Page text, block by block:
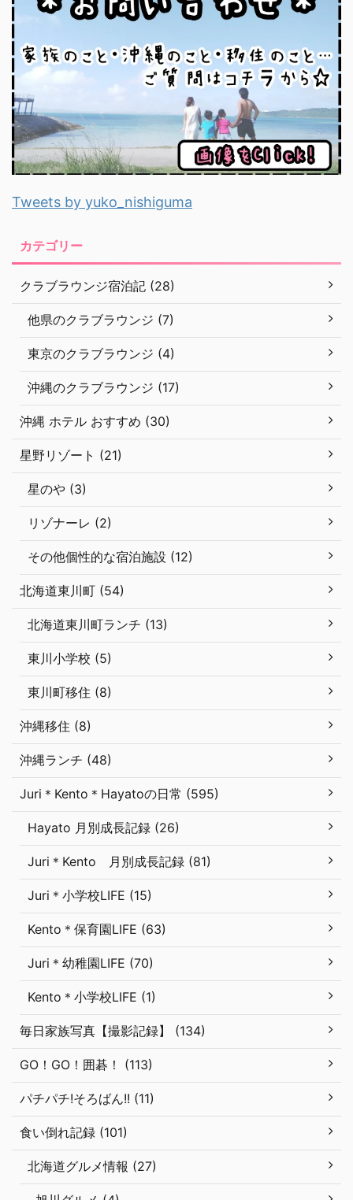
Tweets by yuko_nishiguma
カテゴリー
クラブラウンジ宿泊記 (28)
他県のクラブラウンジ (7)
東京のクラブラウンジ (4)
沖縄のクラブラウンジ (17)
沖縄 ホテル おすすめ (30)
星野リゾート (21)
星のや (3)
リゾナーレ (2)
その他個性的な宿泊施設 (12)
北海道東川町 (54)
北海道東川町ランチ (13)
東川小学校 (5)
東川町移住 (8)
沖縄移住 (8)
沖縄ランチ (48)
Juri＊Kento＊Hayatoの日常 (595)
Hayato 月別成長記録 (26)
Juri＊Kento 月別成長記録 (81)
Juri＊小学校LIFE (15)
Kento＊保育園LIFE (63)
Juri＊幼稚園LIFE (70)
Kento＊小学校LIFE (1)
毎日家族写真【撮影記録】 (134)
GO！GO！囲碁！ (113)
パチパチ!そろばん!! (11)
食い倒れ記録 (101)
北海道グルメ情報 (27)